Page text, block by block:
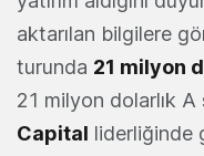
aktarılan bilgilere
turunda 21 milyon
21 milyon dolarlık A
Capital liderliğinde